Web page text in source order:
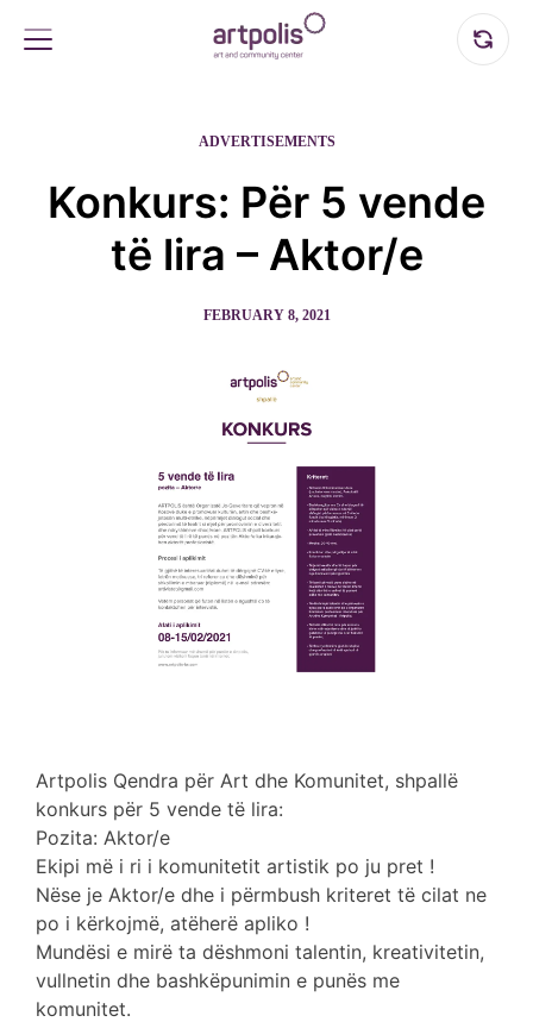
ADVERTISEMENTS
Konkurs: Për 5 vende
të lira – Aktor/e
FEBRUARY 8, 2021
Artpolis Qendra për Art dhe Komunitet, shpallë
konkurs për 5 vende të lira:
Pozita: Aktor/e
Ekipi më i ri i komunitetit artistik po ju pret !
Nëse je Aktor/e dhe i përmbush kriteret të cilat ne
po i kërkojmë, atëherë apliko !
Mundësi e mirë ta dëshmoni talentin, kreativitetin,
vullnetin dhe bashkëpunimin e punës me
komunitet.